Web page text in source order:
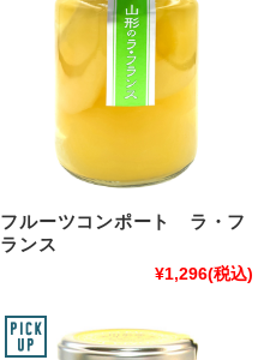
フルーツコンポート ラ・フ
ランス
¥1,296(税込)